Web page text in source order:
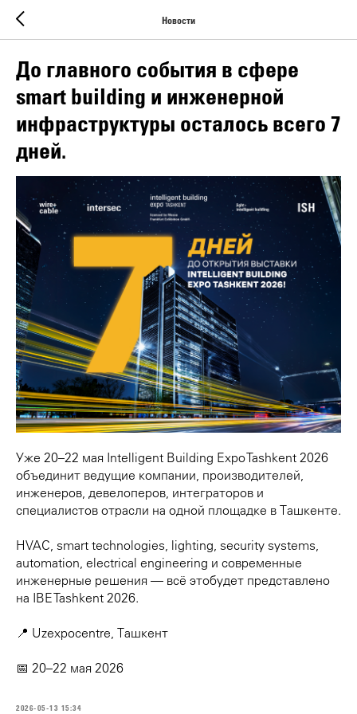
Новости
До главного события в сфере
smart building и инженерной
инфраструктуры осталось всего 7
дней.
Уже 20–22 мая Intelligent Building Expo Tashkent 2026
объединит ведущие компании, производителей,
инженеров, девелоперов, интеграторов и
специалистов отрасли на одной площадке в Ташкенте.
HVAC, smart technologies, lighting, security systems,
automation, electrical engineering и современные
инженерные решения — всё этобудет представлено
на IBE Tashkent 2026.
📍 Uzexpocentre, Ташкент
📅 20–22 мая 2026
2026-05-13 15:34